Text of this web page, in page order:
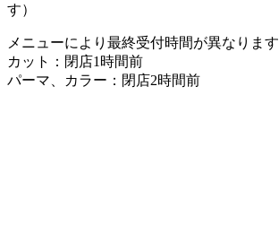
す）
メニューにより最終受付時間が異なります
カット：閉店1時間前
パーマ、カラー：閉店2時間前